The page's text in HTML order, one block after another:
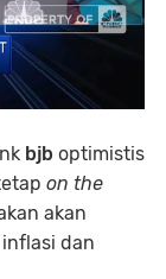
bjb optimistis
on the
akan
dan